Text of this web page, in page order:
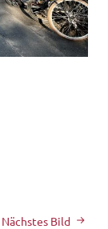
Nächstes Bild